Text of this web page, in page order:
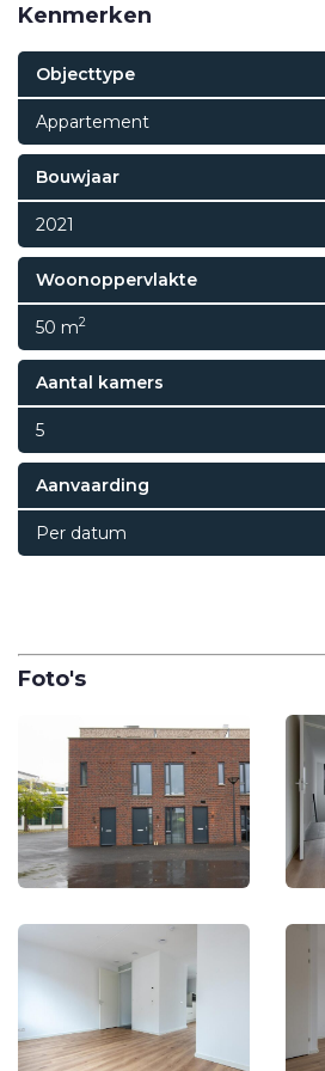
Kenmerken
Objecttype
Appartement
Bouwjaar
2021
Woonoppervlakte
50 m2
Aantal kamers
5
Aanvaarding
Per datum
Foto's